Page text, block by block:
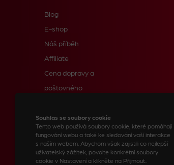
Souhlas se soubory cookie
Tento web používá soubory cookie, které pomáhají
fungování webu a také ke sledování vaší interakce
s naším webem. Abychom však zajistili co nejlepší
uživatelský zážitek, povolte konkrétní soubory
cookie v Nastavení a klikněte na Přijmout..
Blog
E-shop
Náš příběh
Affiliate
Cena dopravy a
poštovného
Kontakty
© 2023 BONO BIJOU, spol. s r.o.